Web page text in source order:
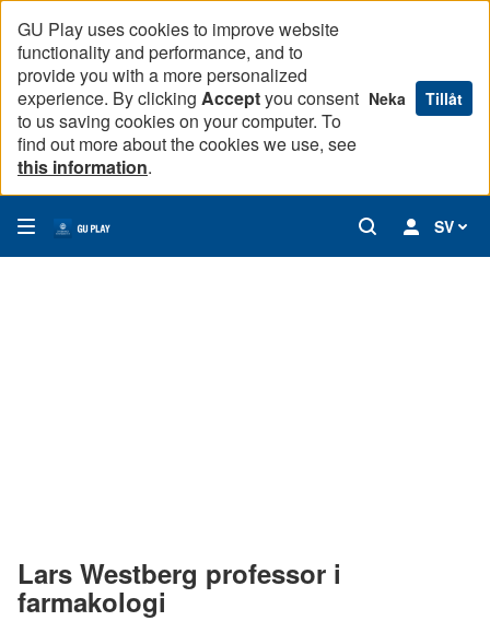
GU Play uses cookies to improve website
functionality and performance, and to
provide you with a more personalized
experience. By clicking Acceptyou consent
to us saving cookies on your computer. To
find out more about the cookies we use, see
this information.
Neka Tillåt
SV
Lars Westberg professor i
farmakologi